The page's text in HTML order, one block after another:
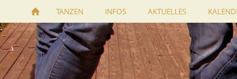
TANZEN INFOS AKTUELLES